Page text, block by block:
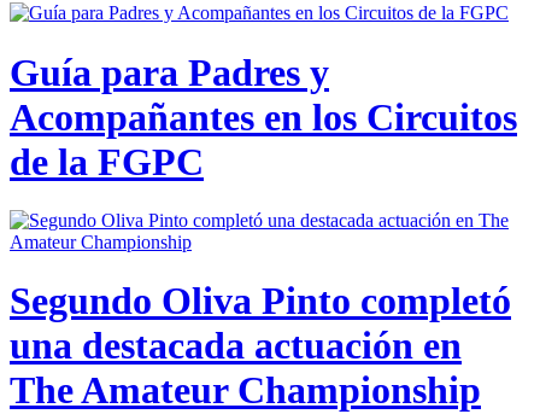
Guía para Padres y
Acompañantes en los Circuitos
de la FGPC
Segundo Oliva Pinto completó
una destacada actuación en
The Amateur Championship